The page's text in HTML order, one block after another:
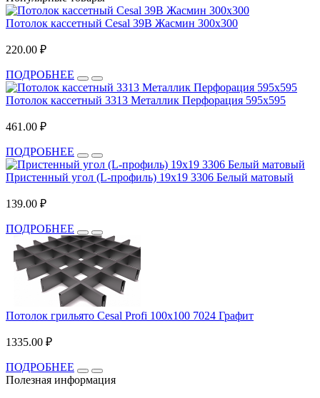
Потолок кассетный Cesal 39B Жасмин 300х300
220.00 ₽
ПОДРОБНЕЕ
Потолок кассетный 3313 Металлик Перфорация 595х595
461.00 ₽
ПОДРОБНЕЕ
Пристенный угол (L-профиль) 19х19 3306 Белый матовый
139.00 ₽
ПОДРОБНЕЕ
Потолок грильято Cesal Profi 100x100 7024 Графит
1335.00 ₽
ПОДРОБНЕЕ
Полезная информация